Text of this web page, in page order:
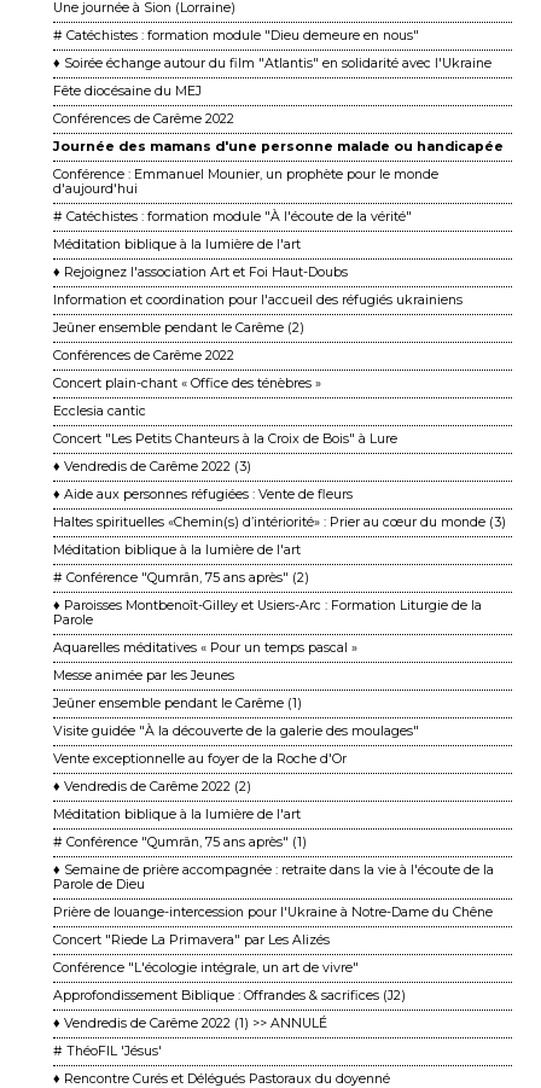
Une journée à Sion (Lorraine)
# Catéchistes : formation module "Dieu demeure en nous"
♦ Soirée échange autour du film "Atlantis" en solidarité avec l'Ukraine
Fête diocésaine du MEJ
Conférences de Carême 2022
Journée des mamans d'une personne malade ou handicapée
Conférence : Emmanuel Mounier, un prophète pour le monde
d'aujourd'hui
# Catéchistes : formation module "À l'écoute de la vérité"
Méditation biblique à la lumière de l'art
♦ Rejoignez l'association Art et Foi Haut-Doubs
Information et coordination pour l'accueil des réfugiés ukrainiens
Jeûner ensemble pendant le Carême (2)
Conférences de Carême 2022
Concert plain-chant « Office des ténèbres »
Ecclesia cantic
Concert "Les Petits Chanteurs à la Croix de Bois" à Lure
♦ Vendredis de Carême 2022 (3)
♦ Aide aux personnes réfugiées : Vente de fleurs
Haltes spirituelles «Chemin(s) d’intériorité» : Prier au cœur du monde (3)
Méditation biblique à la lumière de l'art
# Conférence "Qumrân, 75 ans après" (2)
♦ Paroisses Montbenoît-Gilley et Usiers-Arc : Formation Liturgie de la
Parole
Aquarelles méditatives « Pour un temps pascal »
Messe animée par les Jeunes
Jeûner ensemble pendant le Carême (1)
Visite guidée "À la découverte de la galerie des moulages"
Vente exceptionnelle au foyer de la Roche d'Or
♦ Vendredis de Carême 2022 (2)
Méditation biblique à la lumière de l'art
# Conférence "Qumrân, 75 ans après" (1)
♦ Semaine de prière accompagnée : retraite dans la vie à l'écoute de la
Parole de Dieu
Prière de louange-intercession pour l'Ukraine à Notre-Dame du Chêne
Concert "Riede La Primavera" par Les Alizés
Conférence "L'écologie intégrale, un art de vivre"
Approfondissement Biblique : Offrandes & sacrifices (J2)
♦ Vendredis de Carême 2022 (1) >> ANNULÉ
# ThéoFIL 'Jésus'
♦ Rencontre Curés et Délégués Pastoraux du doyenné